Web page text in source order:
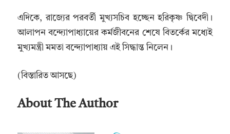
এদিকে, রাজ্যের পরবর্তী মুখ্যসচিব হচ্ছেন হরিকৃষ্ণ দ্বিবেদী।
আলাপন বন্দ্যোপাধ্যায়ের কর্মজীবনের শেষে বিতর্কের মধ্যেই
মুখ্যমন্ত্রী মমতা বন্দ্যোপাধ্যায় এই সিদ্ধান্ত নিলেন।
(বিস্তারিত আসছে)
About The Author